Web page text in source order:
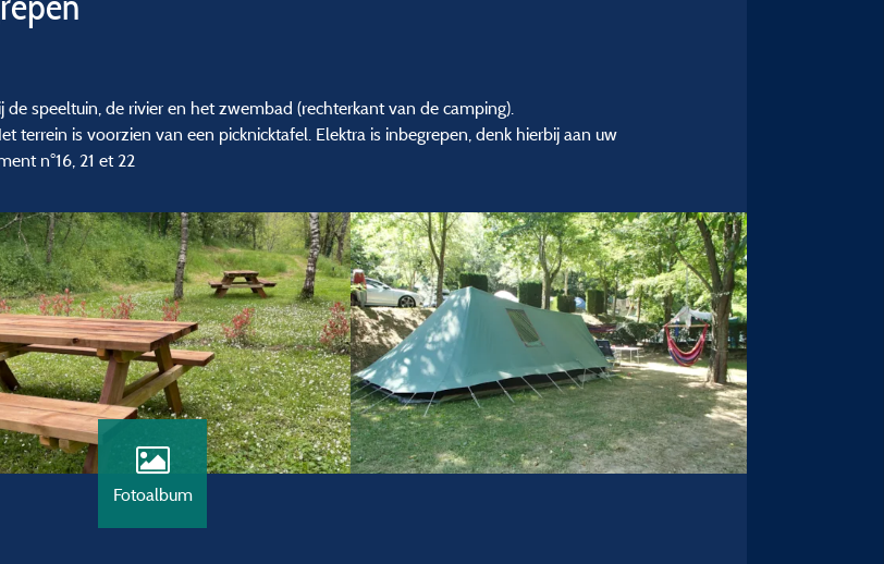
speeltuin, de rivier en het zwembad (rechterkant van de camping).
terrein is voorzien van een picknicktafel. Elektra is inbegrepen, denk hierbij aan uw
n°16, 21 et 22
Fotoalbum